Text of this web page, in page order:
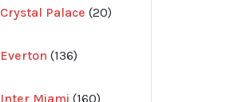
Crystal Palace 20
produkter
Everton 136
produkter
Inter Miami 160